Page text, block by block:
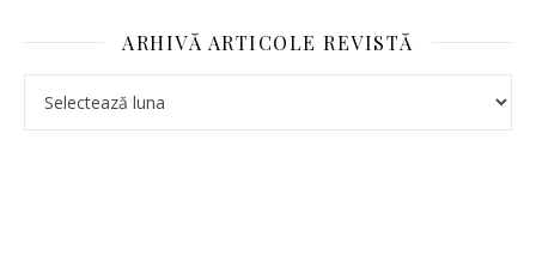
ARHIVĂ ARTICOLE REVISTĂ